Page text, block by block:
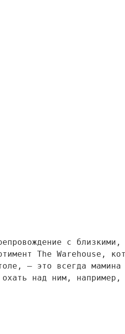
с
The Warehouse,
— это всегда мамина
над ним,